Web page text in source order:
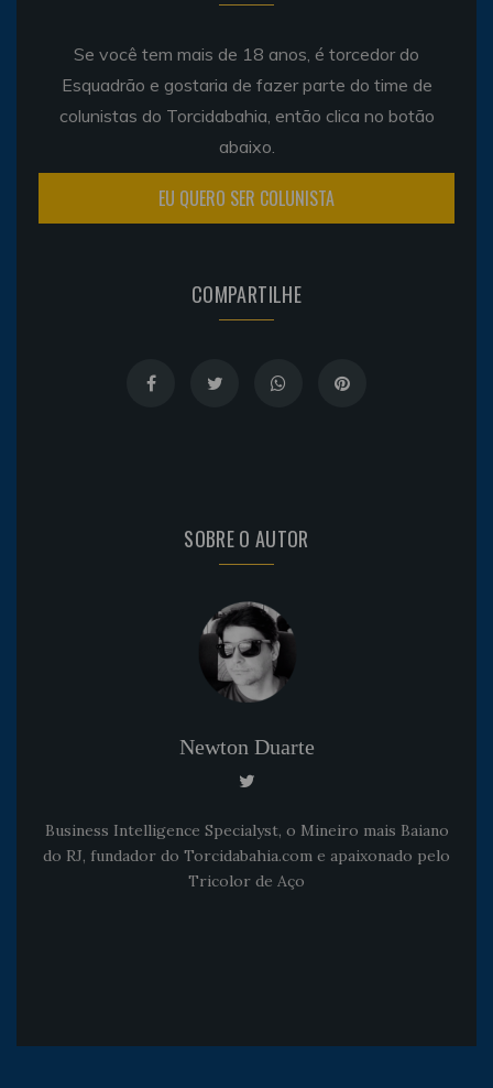
Se você tem mais de 18 anos, é torcedor do
Esquadrão e gostaria de fazer parte do time de
colunistas do Torcidabahia, então clica no botão
abaixo.
EU QUERO SER COLUNISTA
COMPARTILHE
SOBRE O AUTOR
Newton Duarte
Business Intelligence Specialyst, o Mineiro mais Baiano
do RJ, fundador do Torcidabahia.com e apaixonado pelo
Tricolor de Aço